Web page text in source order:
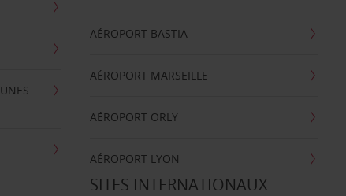
AÉROPORT BASTIA
AÉROPORT MARSEILLE
AÉROPORT ORLY
AÉROPORT LYON
SITES INTERNATIONAUX